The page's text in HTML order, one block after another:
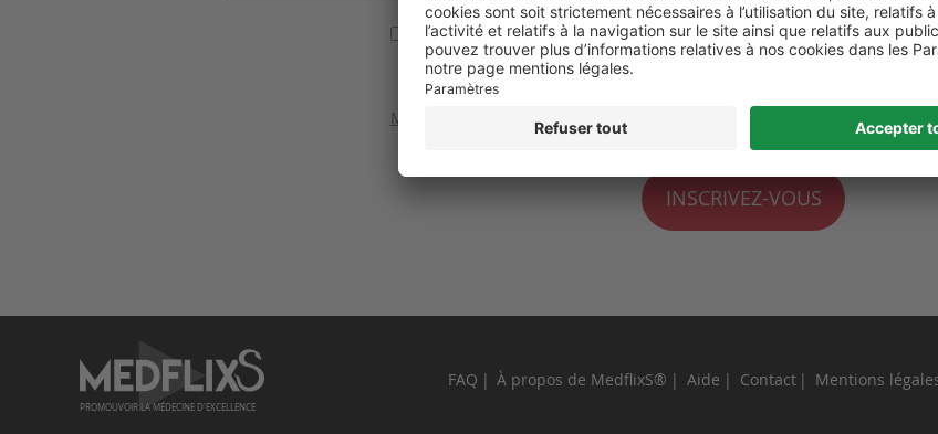
Se souvenir de moi
Valider
Mot de passe perdu ?
INSCRIVEZ-VOUS
PROMOUVOIR LA MÉDECINE D'EXCELLENCE
FAQ À propos de MedflixS® Aide Contact Mentions